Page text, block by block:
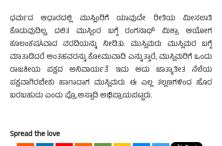
ಧರ್ಮದ ಆಧಾರದಲ್ಲಿ ಮುಸ್ಲಿಂರಿಗೆ ಯಾವುದೇ ರೀತಿಯ ಮೀಸಲಾತಿ
ಕೊಡುವುದಿಲ್ಲ, ದಲಿತ ಮುಸ್ಲಿಂರ ಬಗ್ಗೆ ರಂಗನಾಥ್ ಮಿಶ್ರಾ ಆಯೋಗ
ಕೂಲಂಕಷÀವಾದ ವರದಿಯನ್ನು ನೀಡಿತು. ಮುಸ್ಲಿಮರು ಮುಸ್ಲಿಮರ ಬಗ್ಗೆ
ಮಾತಾಡಿದರೆ ಅಂತಹವರನ್ನು ಕೋಮುವಾದಿ ಎನ್ನುತ್ತಾರೆ, ಮುಸ್ಲಿಮರಿಗೆ ಒಂದು
ರಾಜಕೀಯ ಪಕ್ಷದ ಅನಿವಾರ್ಯತೆ ಇದು ಅದು ಜಾತ್ಯಾತೀತ ನೆಲೆಯ
ಪಕ್ಷವಾಗಿರಬೇಕು ಹಾಗಾದಾಗ ಮುಸ್ಲಿಮರು ಈ ಎಲ್ಲ ತಲ್ಲಣಗಳಿಂದ ಹೊರ
ಬರಬಹುದು ಎಂದು ಪ್ರೊ.ಅಸ್ಸಾದಿ ಅಭಿಪ್ರಾಯಪಟ್ಟರು.
Spread the love